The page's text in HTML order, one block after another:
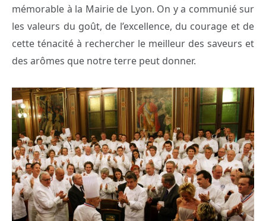
mémorable à la Mairie de Lyon. On y a communié sur
les valeurs du goût, de l’excellence, du courage et de
cette ténacité à rechercher le meilleur des saveurs et
des arômes que notre terre peut donner.